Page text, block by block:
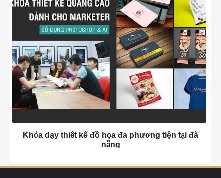
Khóa dạy thiết kế đồ họa đa phương tiện tại đà
nẵng